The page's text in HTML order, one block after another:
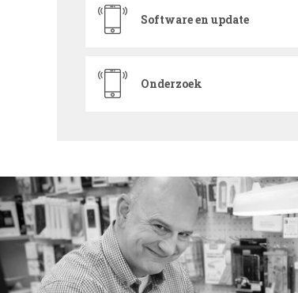
Software en update
Onderzoek